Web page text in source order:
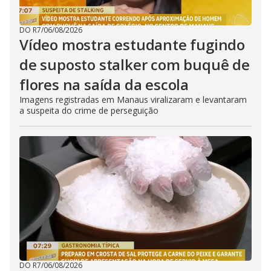
DO R7/06/08/2026
Vídeo mostra estudante fugindo
de suposto stalker com buquê de
flores na saída da escola
Imagens registradas em Manaus viralizaram e levantaram
a suspeita do crime de perseguição
DO R7/06/08/2026